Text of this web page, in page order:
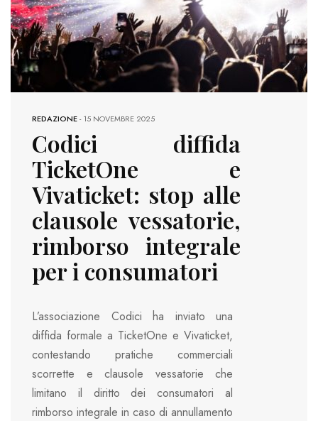
REDAZIONE-15 NOVEMBRE 2025
Codici diffida
TicketOne e
Vivaticket: stop alle
clausole vessatorie,
rimborso integrale
per i consumatori
L’associazione Codici ha inviato una
diffida formale a TicketOne e Vivaticket,
contestando pratiche commerciali
scorrette e clausole vessatorie che
limitano il diritto dei consumatori al
rimborso integrale in caso di annullamento